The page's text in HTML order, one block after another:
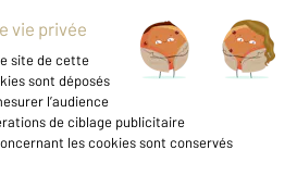
Envoyer un message
à l'agence